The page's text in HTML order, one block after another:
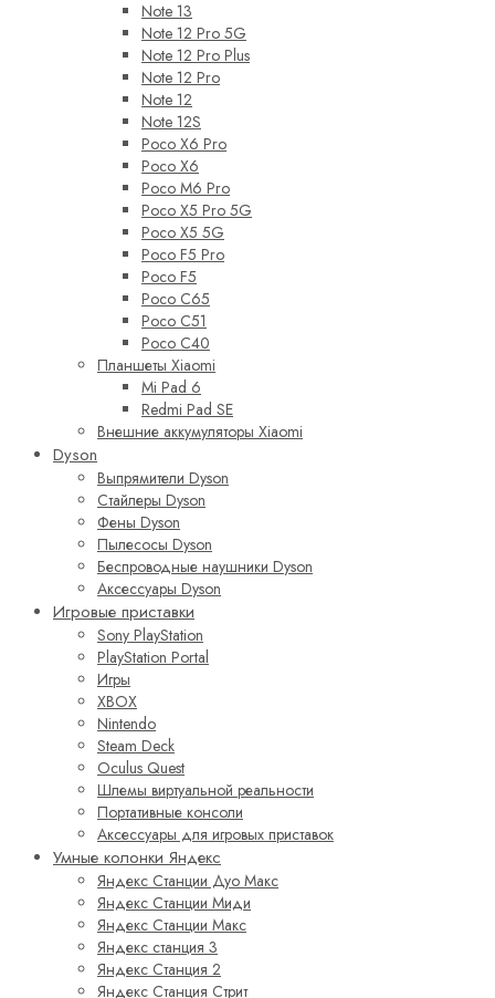
Note 13
Note 12 Pro 5G
Note 12 Pro Plus
Note 12 Pro
Note 12
Note 12S
Poco X6 Pro
Poco X6
Poco M6 Pro
Poco X5 Pro 5G
Poco X5 5G
Poco F5 Pro
Poco F5
Poco C65
Poco C51
Poco C40
Планшеты Xiaomi
Mi Pad 6
Redmi Pad SE
Внешние аккумуляторы Xiaomi
Dyson
Выпрямители Dyson
Стайлеры Dyson
Фены Dyson
Пылесосы Dyson
Беспроводные наушники Dyson
Аксессуары Dyson
Игровые приставки
Sony PlayStation
PlayStation Portal
Игры
XBOX
Nintendo
Steam Deck
Oculus Quest
Шлемы виртуальной реальности
Портативные консоли
Аксессуары для игровых приставок
Умные колонки Яндекс
Яндекс Станции Дуо Макс
Яндекс Станции Миди
Яндекс Станции Макс
Яндекс станция 3
Яндекс Станция 2
Яндекс Станция Стрит